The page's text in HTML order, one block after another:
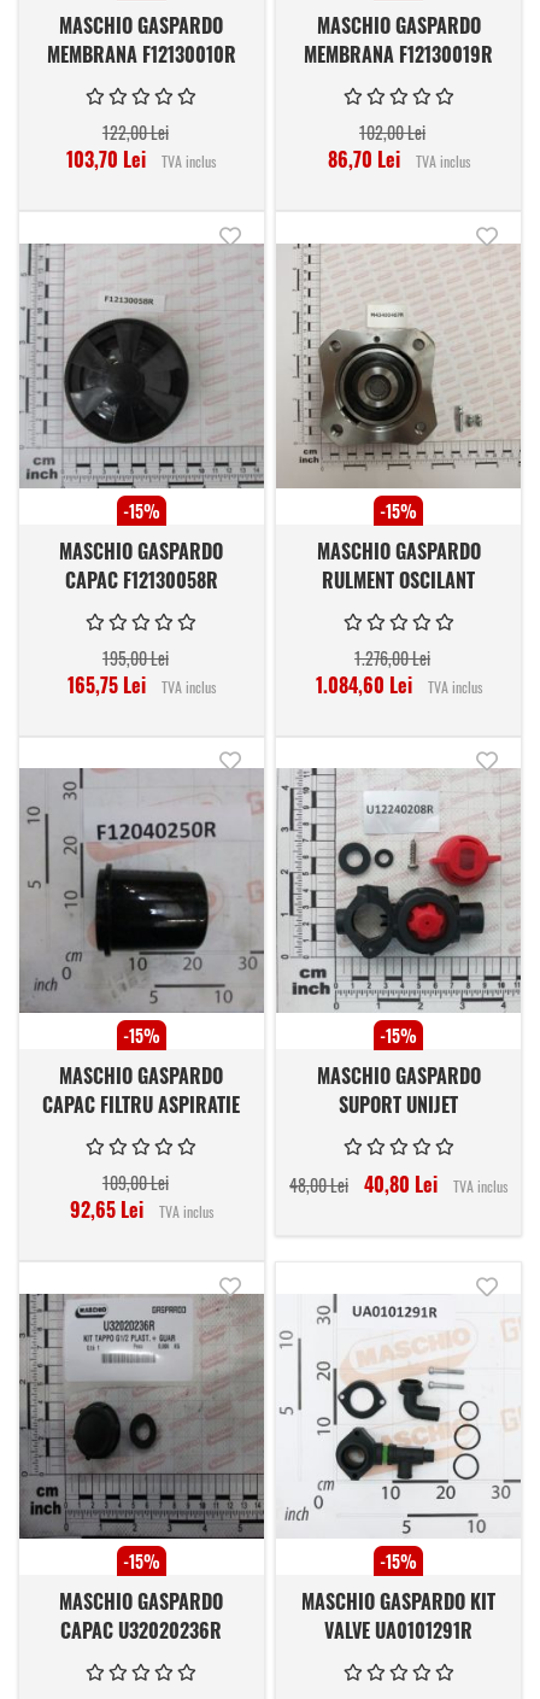
MASCHIO GASPARDO
MEMBRANA F12130010R
122,00 Lei
103,70 Lei TVA inclus
MASCHIO GASPARDO
MEMBRANA F12130019R
102,00 Lei
86,70 Lei TVA inclus
-15%
MASCHIO GASPARDO
CAPAC F12130058R
195,00 Lei
165,75 Lei TVA inclus
-15%
MASCHIO GASPARDO
RULMENT OSCILANT
M43400467R
1.276,00 Lei
1.084,60 Lei TVA inclus
-15%
MASCHIO GASPARDO
CAPAC FILTRU ASPIRATIE
F12040250R
109,00 Lei
92,65 Lei TVA inclus
-15%
MASCHIO GASPARDO
SUPORT UNIJET
U12240208R
48,00 Lei 40,80 Lei TVA inclus
-15%
MASCHIO GASPARDO
CAPAC U32020236R
-15%
MASCHIO GASPARDO KIT
VALVE UA0101291R